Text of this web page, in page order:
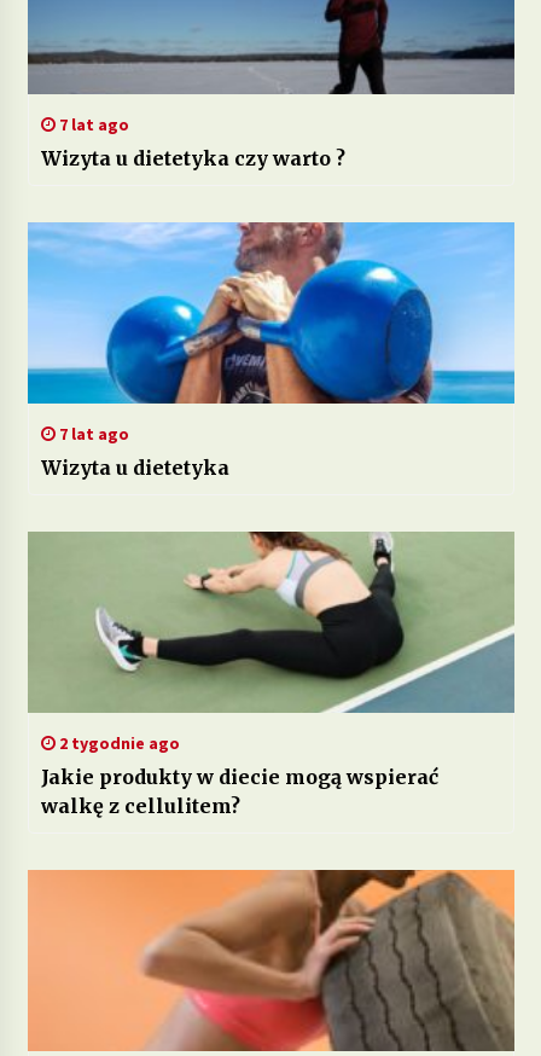
7 lat ago
Wizyta u dietetyka czy warto ?
7 lat ago
Wizyta u dietetyka
2 tygodnie ago
Jakie produkty w diecie mogą wspierać
walkę z cellulitem?